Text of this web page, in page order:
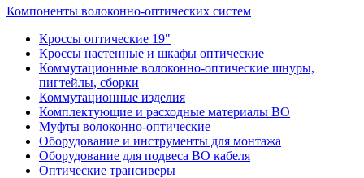
Компоненты волоконно-оптических систем
Кроссы оптические 19"
Кроссы настенные и шкафы оптические
Коммутационные волоконно-оптические шнуры,
пигтейлы, сборки
Коммутационные изделия
Комплектующие и расходные материалы ВО
Муфты волоконно-оптические
Оборудование и инструменты для монтажа
Оборудование для подвеса ВО кабеля
Оптические трансиверы